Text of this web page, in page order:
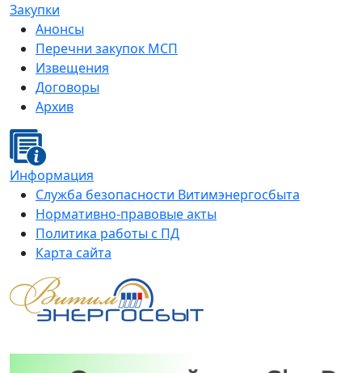
Закупки
Анонсы
Перечни закупок МСП
Извещения
Договоры
Архив
Информация
Служба безопасности Витимэнергосбыта
Нормативно-правовые акты
Политика работы с ПД
Карта сайта